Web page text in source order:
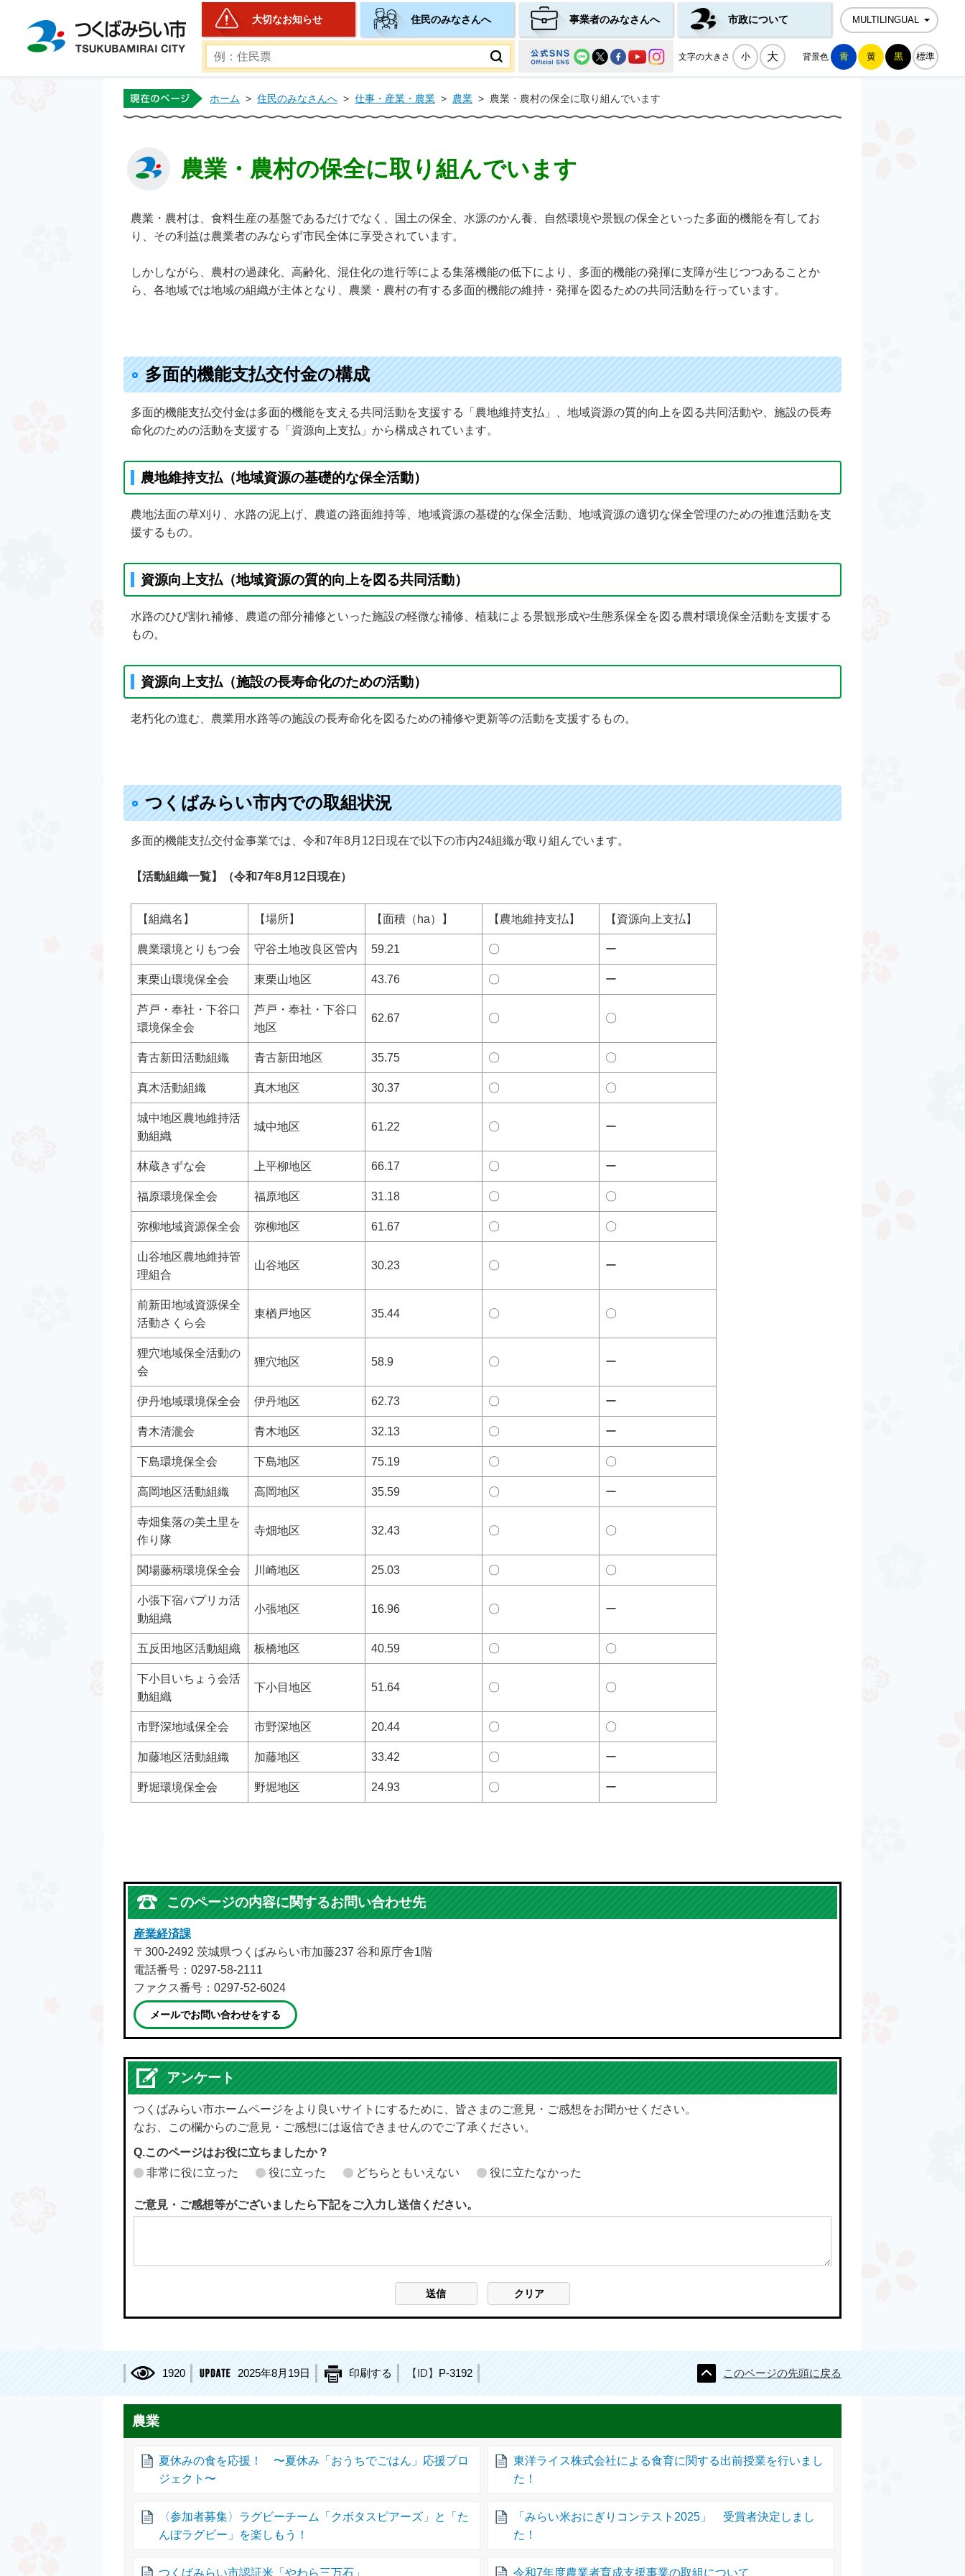
つくばみらい市公式ホームページ
大切なお知らせ 住民のみなさんへ 事業者のみなさんへ 市政について MULTILINGUAL
文字の大きさ 小 大 背景色 青 黄 黒 標準
ホーム > 住民のみなさんへ > 仕事・産業・農業 > 農業 > 農業・農村の保全に取り組んでいます
農業・農村の保全に取り組んでいます
農業・農村は、食料生産の基盤であるだけでなく、国土の保全、水源のかん養、自然環境や景観の保全といった多面的機能を有してお
り、その利益は農業者のみならず市民全体に享受されています。
しかしながら、農村の過疎化、高齢化、混住化の進行等による集落機能の低下により、多面的機能の発揮に支障が生じつつあることか
ら、各地域では地域の組織が主体となり、農業・農村の有する多面的機能の維持・発揮を図るための共同活動を行っています。
多面的機能支払交付金の構成
多面的機能支払交付金は多面的機能を支える共同活動を支援する「農地維持支払」、地域資源の質的向上を図る共同活動や、施設の長寿
命化のための活動を支援する「資源向上支払」から構成されています。
農地維持支払（地域資源の基礎的な保全活動）
農地法面の草刈り、水路の泥上げ、農道の路面維持等、地域資源の基礎的な保全活動、地域資源の適切な保全管理のための推進活動を支
援するもの。
資源向上支払（地域資源の質的向上を図る共同活動）
水路のひび割れ補修、農道の部分補修といった施設の軽微な補修、植栽による景観形成や生態系保全を図る農村環境保全活動を支援する
もの。
資源向上支払（施設の長寿命化のための活動）
老朽化の進む、農業用水路等の施設の長寿命化を図るための補修や更新等の活動を支援するもの。
つくばみらい市内での取組状況
多面的機能支払交付金事業では、令和7年8月12日現在で以下の市内24組織が取り組んでいます。
【活動組織一覧】（令和7年8月12日現在）
【組織名】 【場所】 【面積（ha）】 【農地維持支払】 【資源向上支払】
農業環境とりもつ会 守谷土地改良区管内 59.21 〇 ー
東栗山環境保全会 東栗山地区 43.76 〇 ー
芦戸・奉社・下谷口
環境保全会
芦戸・奉社・下谷口
地区
62.67 〇 〇
青古新田活動組織 青古新田地区 35.75 〇 〇
真木活動組織 真木地区 30.37 〇 〇
城中地区農地維持活
動組織
城中地区 61.22 〇 ー
林蔵きずな会 上平柳地区 66.17 〇 ー
福原環境保全会 福原地区 31.18 〇 〇
弥柳地域資源保全会 弥柳地区 61.67 〇 〇
山谷地区農地維持管
理組合
山谷地区 30.23 〇 ー
前新田地域資源保全
活動さくら会
東楢戸地区 35.44 〇 〇
狸穴地域保全活動の
会
狸穴地区 58.9 〇 ー
伊丹地域環境保全会 伊丹地区 62.73 〇 ー
青木清瀧会 青木地区 32.13 〇 ー
下島環境保全会 下島地区 75.19 〇 〇
高岡地区活動組織 高岡地区 35.59 〇 ー
寺畑集落の美土里を
作り隊
寺畑地区 32.43 〇 〇
関場藤柄環境保全会 川崎地区 25.03 〇 〇
小張下宿パプリカ活
動組織
小張地区 16.96 〇 ー
五反田地区活動組織 板橋地区 40.59 〇 〇
下小目いちょう会活
動組織
下小目地区 51.64 〇 〇
市野深地域保全会 市野深地区 20.44 〇 〇
加藤地区活動組織 加藤地区 33.42 〇 ー
野堀環境保全会 野堀地区 24.93 〇 ー
このページの内容に関するお問い合わせ先
産業経済課
〒300-2492 茨城県つくばみらい市加藤237 谷和原庁舎1階
電話番号：0297-58-2111
ファクス番号：0297-52-6024
メールでお問い合わせをする
アンケート
つくばみらい市ホームページをより良いサイトにするために、皆さまのご意見・ご感想をお聞かせください。
なお、この欄からのご意見・ご感想には返信できませんのでご了承ください。
Q.このページはお役に立ちましたか？
非常に役に立った
役に立った どちらともいえない 役に立たなかった
ご意見・ご感想等がございましたら下記をご入力し送信ください。
1920 2025年8月19日 印刷する 【ID】 P-3192 このページの先頭に戻る
農業
夏休みの食を応援！ 〜夏休み「おうちでごはん」応援プロ
ジェクト〜
東洋ライス株式会社による食育に関する出前授業を行いまし
た！
〈参加者募集〉ラグビーチーム「クボタスピアーズ」と「た
んぼラグビー」を楽しもう！
「みらい米おにぎりコンテスト2025」 受賞者決定しまし
た！
つくばみらい市認証米「やわら三万石」 令和7年度農業者育成支援事業の取組について